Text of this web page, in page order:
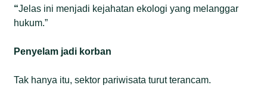
“Jelas ini menjadi kejahatan ekologi yang melanggar
hukum.”
Penyelam jadi korban
Tak hanya itu, sektor pariwisata turut terancam.